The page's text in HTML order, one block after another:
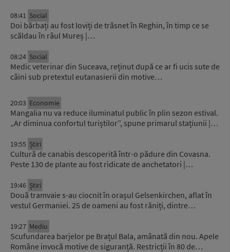
08:41 Social
Doi bărbați au fost loviți de trăsnet în Reghin, în timp ce se
scăldau în râul Mureș |…
08:24 Social
Medic veterinar din Suceava, reținut după ce ar fi ucis sute de
câini sub pretextul eutanasierii din motive…
20:03 Economie
Mangalia nu va reduce iluminatul public în plin sezon estival.
„Ar diminua confortul turiștilor”, spune primarul stațiunii |…
19:55 Știri
Cultură de canabis descoperită într-o pădure din Covasna.
Peste 130 de plante au fost ridicate de anchetatori |…
19:46 Știri
Două tramvaie s-au ciocnit în orașul Gelsenkirchen, aflat în
vestul Germaniei. 25 de oameni au fost răniți, dintre…
19:27 Mediu
Scufundarea barjelor pe Brațul Bala, amânată din nou. Apele
Române invocă motive de siguranță. Restricții în 80 de…